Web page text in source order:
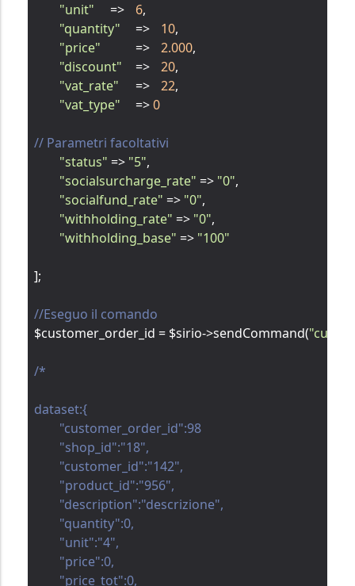
"unit"
6,
"quantity"
10,
"price"
2.000,
"discount"
20,
"vat_rate"
22,
"vat_type"
	=>
0
// Parametri facoltativi
"status" => "5",
"socialsurcharge_rate" => "0",
"socialfund_rate" => "0",
"withholding_rate" => "0",
"withholding_base" => "100"
];
//Eseguo il comando
$customer_order_id = $sirio->sendCommand(
/*
dataset:{